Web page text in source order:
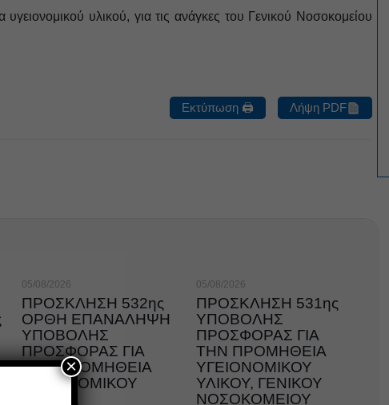
υλικού, για τις ανάγκες του Γενικού Νοσοκομείου
Εκτύπωση 🖨 Λήψη PDF
05/08/2026
ΠΡΟΣΚΛΗΣΗ 532ης
ΟΡΘΗ ΕΠΑΝΑΛΗΨΗ
ΥΠΟΒΟΛΗΣ
ΠΡΟΣΦΟΡΑΣ ΓΙΑ
ΤΗΝ ΠΡΟΜΗΘΕΙΑ
ΥΓΕΙΟΝΟΜΙΚΟΥ
ΥΛΙΚΟΥ,
05/08/2026
ΠΡΟΣΚΛΗΣΗ 531ης
ΥΠΟΒΟΛΗΣ
ΠΡΟΣΦΟΡΑΣ ΓΙΑ
ΤΗΝ ΠΡΟΜΗΘΕΙΑ
ΥΓΕΙΟΝΟΜΙΚΟΥ
ΥΛΙΚΟΥ, ΓΕΝΙΚΟΥ
ΝΟΣΟΚΟΜΕΙΟΥ
×